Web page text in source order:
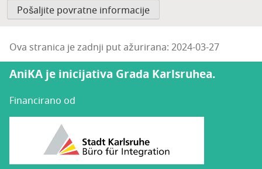
Ova stranica je zadnji put ažurirana: 2024-03-27
AniKA je inicijativa Grada Karlsruhea.
Financirano od